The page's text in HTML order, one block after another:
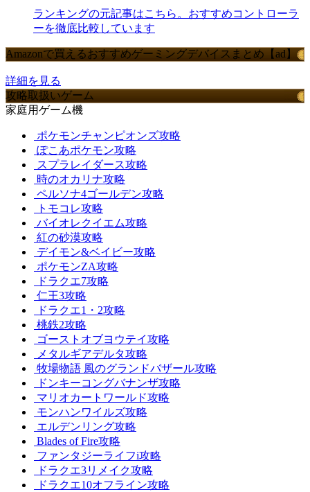
ランキングの元記事はこちら。おすすめコントローラ
ーを徹底比較しています
Amazonで買えるおすすめゲーミングデバイスまとめ【ad】
詳細を見る
攻略取扱いゲーム
家庭用ゲーム機
ポケモンチャンピオンズ攻略
ぽこあポケモン攻略
スプラレイダース攻略
時のオカリナ攻略
ペルソナ4ゴールデン攻略
トモコレ攻略
バイオレクイエム攻略
紅の砂漠攻略
デイモン&ベイビー攻略
ポケモンZA攻略
ドラクエ7攻略
仁王3攻略
ドラクエ1・2攻略
桃鉄2攻略
ゴーストオブヨウテイ攻略
メタルギアデルタ攻略
牧場物語 風のグランドバザール攻略
ドンキーコングバナンザ攻略
マリオカートワールド攻略
モンハンワイルズ攻略
エルデンリング攻略
Blades of Fire攻略
ファンタジーライフi攻略
ドラクエ3リメイク攻略
ドラクエ10オフライン攻略